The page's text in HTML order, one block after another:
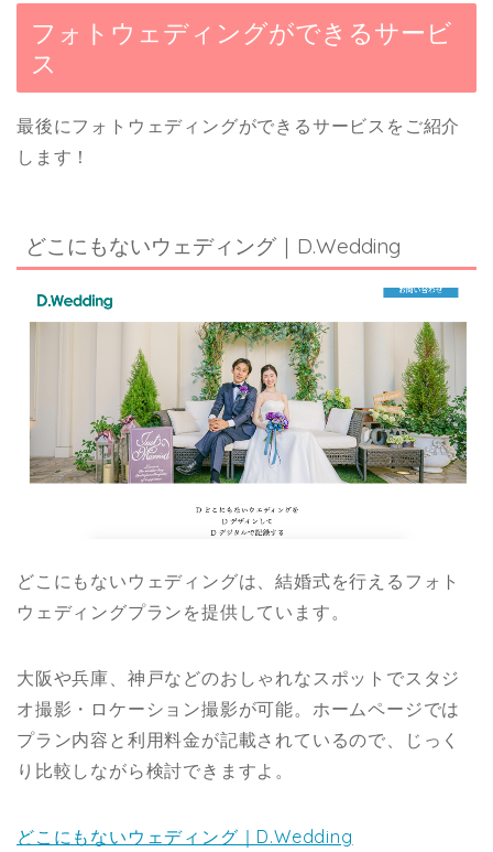
フォトウェディングができるサービ
ス
最後にフォトウェディングができるサービスをご紹介
します！
どこにもないウェディング｜D.Wedding
どこにもないウェディングは、結婚式を行えるフォト
ウェディングプランを提供しています。
大阪や兵庫、神戸などのおしゃれなスポットでスタジ
オ撮影・ロケーション撮影が可能。ホームページでは
プラン内容と利用料金が記載されているので、じっく
り比較しながら検討できますよ。
どこにもないウェディング｜D.Wedding